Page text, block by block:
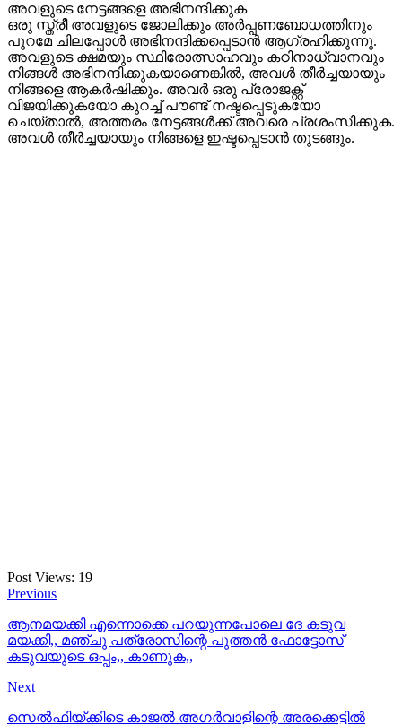
അവളുടെ നേട്ടങ്ങളെ അഭിനന്ദിക്കുക
ഒരു സ്ത്രീ അവളുടെ ജോലിക്കും അർപ്പണബോധത്തിനും
പുറമേ ചിലപ്പോൾ അഭിനന്ദിക്കപ്പെടാൻ ആഗ്രഹിക്കുന്നു.
അവളുടെ ക്ഷമയും സ്ഥിരോത്സാഹവും കഠിനാധ്വാനവും
നിങ്ങൾ അഭിനന്ദിക്കുകയാണെങ്കിൽ, അവൾ തീർച്ചയായും
നിങ്ങളെ ആകർഷിക്കും. അവർ ഒരു പ്രോജക്റ്റ്
വിജയിക്കുകയോ കുറച്ച് പൗണ്ട് നഷ്ടപ്പെടുകയോ
ചെയ്താൽ, അത്തരം നേട്ടങ്ങൾക്ക് അവരെ പ്രശംസിക്കുക.
അവൾ തീർച്ചയായും നിങ്ങളെ ഇഷ്ടപ്പെടാൻ തുടങ്ങും.
Post Views: 19
Previous
ആനമയക്കി എന്നൊക്കെ പറയുന്നപോലെ ദേ കടുവ
മയക്കി,, മഞ്ചു പത്രോസിന്റെ പുത്തൻ ഫോട്ടോസ്
കടുവയുടെ ഒപ്പം,, കാണുക,,
Next
സെൽഫിയ്ക്കിടെ കാജൽ അഗർവാളിന്റെ അരക്കെട്ടിൽ